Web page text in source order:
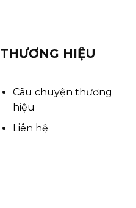
THƯƠNG HIỆU
Câu chuyện thương
hiệu
Liên hệ